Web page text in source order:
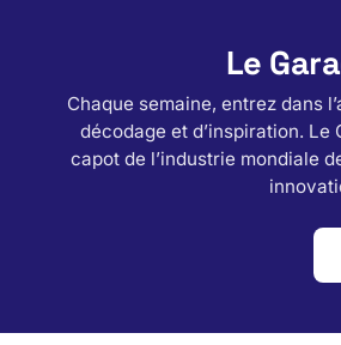
Le
Chaque semaine, entrez dans
décodage et d’inspiration. Le
capot de l’industrie mondiale